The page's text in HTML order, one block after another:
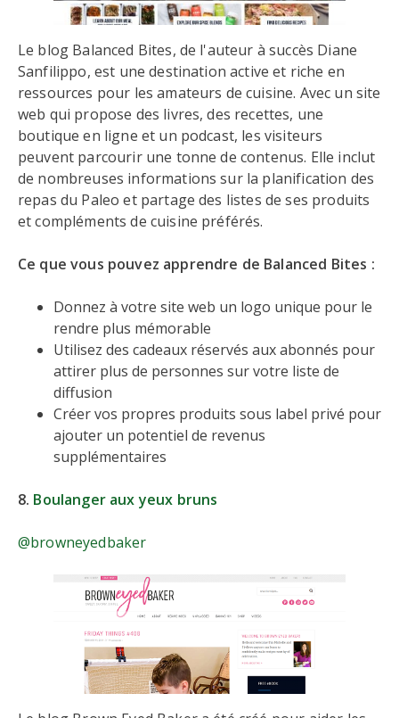
Le blog Balanced Bites, de l'auteur à succès Diane
Sanfilippo, est une destination active et riche en
ressources pour les amateurs de cuisine. Avec un site
web qui propose des livres, des recettes, une
boutique en ligne et un podcast, les visiteurs
peuvent parcourir une tonne de contenus. Elle inclut
de nombreuses informations sur la planification des
repas du Paleo et partage des listes de ses produits
et compléments de cuisine préférés.
Ce que vous pouvez apprendre de Balanced Bites :
Donnez à votre site web un logo unique pour le
rendre plus mémorable
Utilisez des cadeaux réservés aux abonnés pour
attirer plus de personnes sur votre liste de
diffusion
Créer vos propres produits sous label privé pour
ajouter un potentiel de revenus
supplémentaires
8. Boulanger aux yeux bruns
@browneyedbaker